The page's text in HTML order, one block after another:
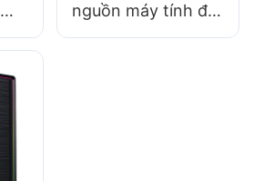
nguồn máy tính để
chơi game có độ